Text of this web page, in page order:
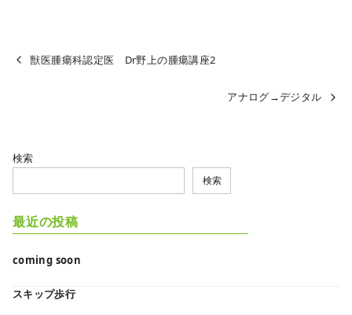
獣医腫瘍科認定医 Dr野上の腫瘍講座2
アナログ→デジタル
検索
検索
最近の投稿
coming soon
スキップ歩行